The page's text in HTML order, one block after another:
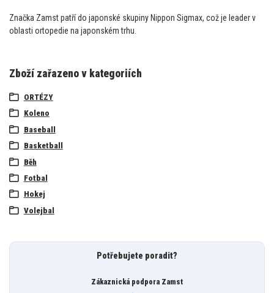
Značka Zamst patří do japonské skupiny Nippon Sigmax, což je leader v
oblasti ortopedie na japonském trhu.
Zboží zařazeno v kategoriích
ORTÉZY
Koleno
Baseball
Basketball
Běh
Fotbal
Hokej
Volejbal
Potřebujete poradit?
Zákaznická podpora Zamst